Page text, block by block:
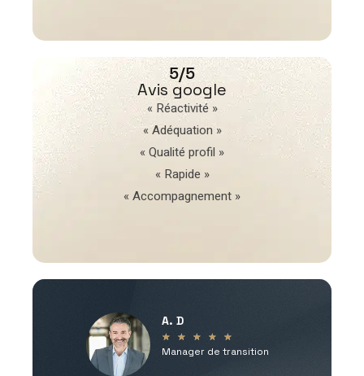
5/5
Avis google
« Réactivité »
« Adéquation »
« Qualité profil »
« Rapide »
« Accompagnement »
A. D
★ ★ ★ ★ ★
Manager de transition